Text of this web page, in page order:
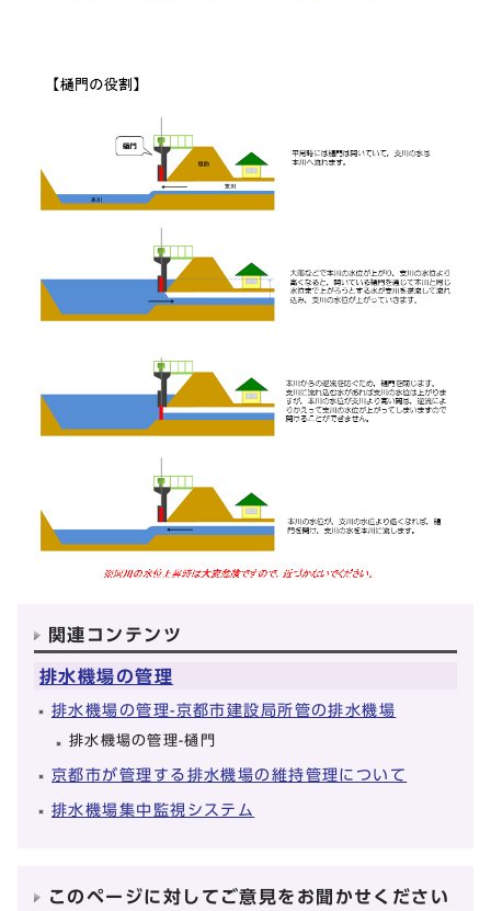
関連コンテンツ
排水機場の管理
排水機場の管理-京都市建設局所管の排水機場
排水機場の管理-樋門
京都市が管理する排水機場の維持管理について
排水機場集中監視システム
このページに対してご意見をお聞かせください